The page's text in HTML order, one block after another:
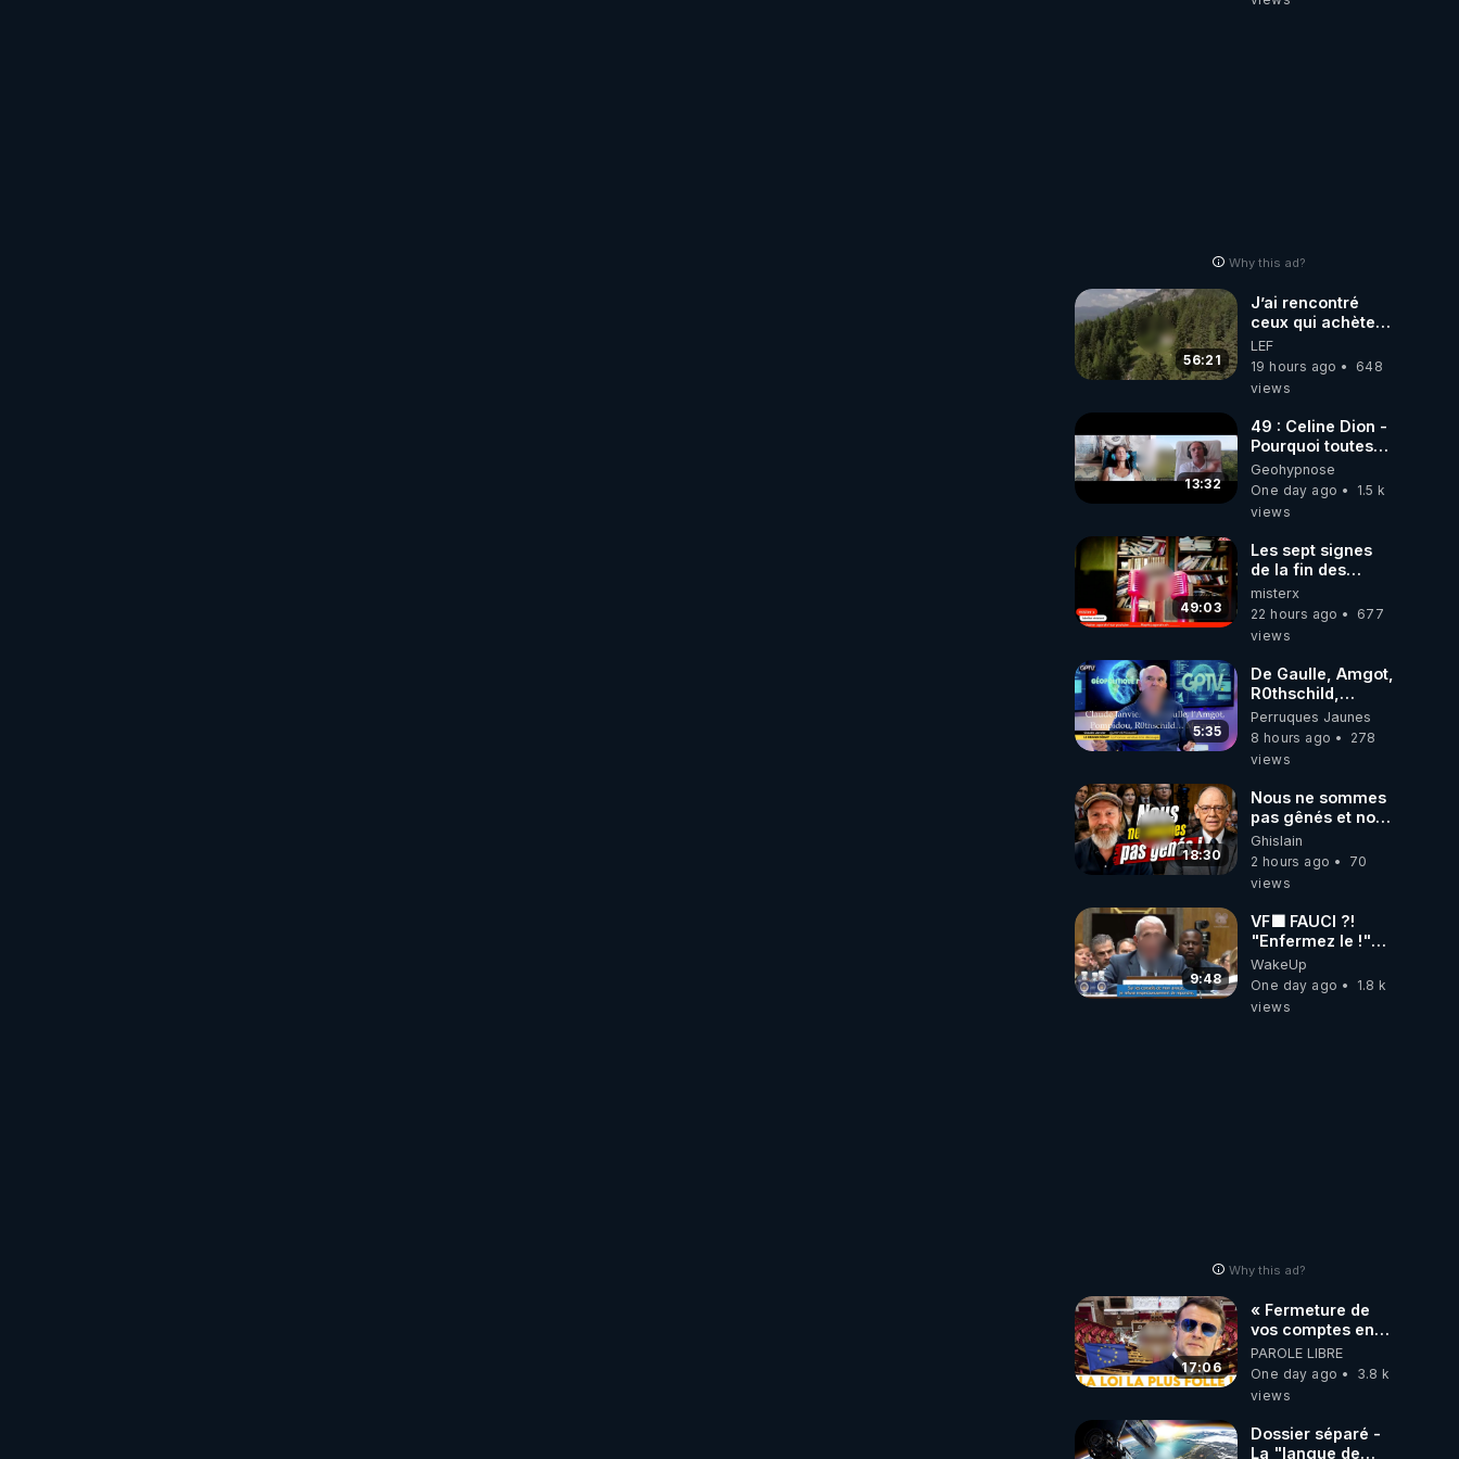
Why this ad?
56:21
J’ai rencontré
ceux qui achètent
des bunkers pour
survivre à la fin
du monde
LEF
19 hours ago
648
views
13:32
49 : Celine Dion -
Pourquoi toutes
ces rumeurs ?
Enquête sous
hypnose
Geohypnose
One day ago
1.5 k
views
49:03
Les sept signes
de la fin des
temps selon
l’intervenant
misterx
22 hours ago
677
views
5:35
De Gaulle, Amgot,
R0thschild,
Macron &
Pompidou…
Macron Claude
X 2024
Perruques Jaunes
8 hours ago
278
views
18:30
Nous ne sommes
pas gênés et nous
n’avons pas
besoin de nous
excuser ! #jw
#collegecentral
Ghislain
2 hours ago
70
views
9:48
VF🟩 FAUCI ?!
"Enfermez le !"
(Lock him up!) -
Quartz Traduction
WakeUp
One day ago
1.8 k
views
Why this ad?
17:06
« Fermeture de
vos comptes en
banque ! » :
Macron impose
une loi folle !
PAROLE LIBRE
One day ago
3.8 k
views
Dossier séparé -
La "langue de